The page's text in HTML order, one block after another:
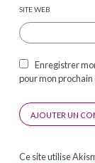
SITE WEB
Enregistrer
pour mon
Ce site utilise